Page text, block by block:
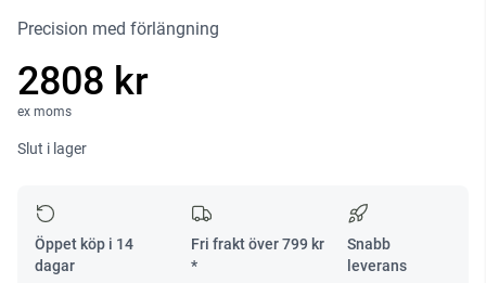
Precision med förlängning
2808 kr
ex moms
Slut i lager
Öppet köp i 14
dagar
Fri frakt över799 kr
*
Snabb
leverans